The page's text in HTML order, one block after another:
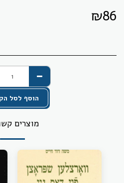
₪86
הוסף לסל
מוצרים